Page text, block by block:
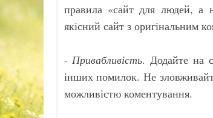
правила «сайт для людей, а
якісний сайт з оригінальним
-Привабливість. Додайте на
інших помилок. Не
можливістю коментування.